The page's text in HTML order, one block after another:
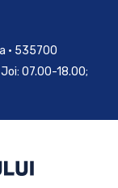
• 535700
07.00-18.00;